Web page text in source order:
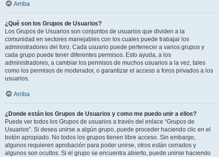
Arriba
¿Qué son los Grupos de Usuarios?
Los Grupos de Usuarios son conjuntos de usuarios que dividen a la
comunidad en sectores manejables con los cuales puede trabajar los
administradores del foro. Cada usuario puede pertenecer a varios grupos y
cada grupo puede tener diferentes permisos. Esto ayuda, a los
administradores, a cambiar los permisos de muchos usuarios a la vez, tales
como los permisos de moderador, o garantizar el acceso a foros privados a los
usuarios.
Arriba
¿Donde están los Grupos de Usuarios y como me puedo unir a ellos?
Puede ver todos los Grupos de usuarios a través del enlace “Grupos de
Usuarios”. Si desea unirse a algún grupo, puede proceder haciendo clic en el
botón apropiado. No todos los grupos tienen libre acceso. Sin embargo,
algunos requieren aprobación para poder unirse, otros están cerrados y
algunos son ocultos. Si el grupo se encuentra abierto, puede unirse haciendo